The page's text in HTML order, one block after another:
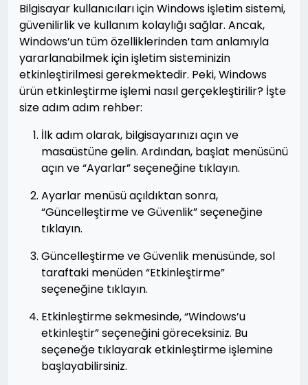
Bilgisayar kullanıcıları için Windows işletim sistemi,
güvenilirlik ve kullanım kolaylığı sağlar. Ancak,
Windows’un tüm özelliklerinden tam anlamıyla
yararlanabilmek için işletim sisteminizin
etkinleştirilmesi gerekmektedir. Peki, Windows
ürün etkinleştirme işlemi nasıl gerçekleştirilir? İşte
size adım adım rehber:
İlk adım olarak, bilgisayarınızı açın ve
masaüstüne gelin. Ardından, başlat menüsünü
açın ve “Ayarlar” seçeneğine tıklayın.
Ayarlar menüsü açıldıktan sonra,
“Güncelleştirme ve Güvenlik” seçeneğine
tıklayın.
Güncelleştirme ve Güvenlik menüsünde, sol
taraftaki menüden “Etkinleştirme”
seçeneğine tıklayın.
Etkinleştirme sekmesinde, “Windows’u
etkinleştir” seçeneğini göreceksiniz. Bu
seçeneğe tıklayarak etkinleştirme işlemine
başlayabilirsiniz.